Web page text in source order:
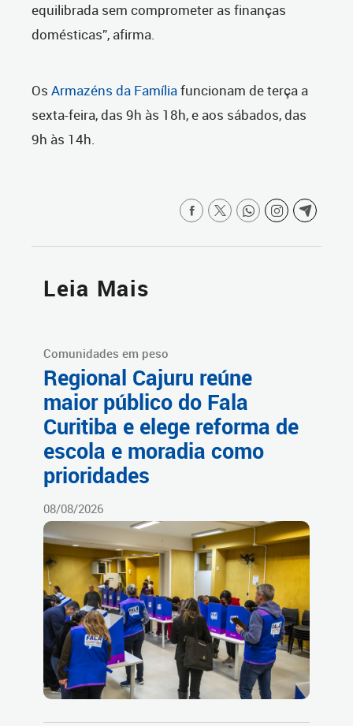
equilibrada sem comprometer as finanças
domésticas”, afirma.
Os Armazéns da Famíliafuncionam de terça a
sexta-feira, das 9h às 18h, e aos sábados, das
9h às 14h.
Leia Mais
Comunidades em peso
Regional Cajuru reúne
maior público do Fala
Curitiba e elege reforma de
escola e moradia como
prioridades
08/08/2026